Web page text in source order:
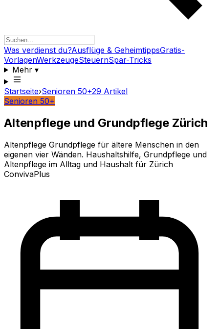
Was verdienst du?Ausflüge & GeheimtippsGratis-
VorlagenWerkzeugeSteuernSpar-Tricks
Mehr▾
Startseite›Senioren 50+29 Artikel
Senioren 50+
Altenpflege und Grundpflege Zürich
Altenpflege Grundpflege für ältere Menschen in den
eigenen vier Wänden. Haushaltshilfe, Grundpflege und
Altenpflege im Alltag und Haushalt für Zürich
ConvivaPlus